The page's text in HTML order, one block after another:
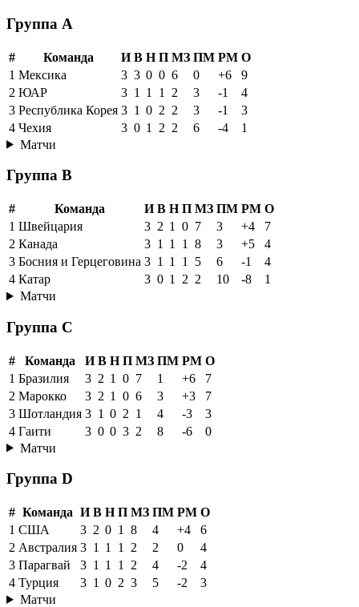
Группа A
# Команда И В Н П МЗ ПМ РМ О
1 Мексика 3 3 0 0 6 0 +6
9
2 ЮАР 3 1 1 1 2 3 -1
4
3 Республика Корея 3 1 0 2 2 3 -1
3
4 Чехия 3 0 1 2 2 6 -4
1
Матчи
Группа B
# Команда И В Н П МЗ ПМ РМ О
1 Швейцария 3 2 1 0 7 3 +4
7
2 Канада 3 1 1 1 8 3 +5
4
3 Босния и Герцеговина 3 1 1 1 5 6 -1
4
4 Катар 3 0 1 2 2 10 -8
1
Матчи
Группа C
# Команда И В Н П МЗ ПМ РМ О
1 Бразилия 3 2 1 0 7 1 +6
7
2 Марокко 3 2 1 0 6 3 +3
7
3 Шотландия 3 1 0 2 1 4 -3
3
4 Гаити 3 0 0 3 2 8 -6
0
Матчи
Группа D
# Команда И В Н П МЗ ПМ РМ О
1 США 3 2 0 1 8 4 +4
6
2 Австралия 3 1 1 1 2 2 0
4
3 Парагвай 3 1 1 1 2 4 -2
4
4 Турция 3 1 0 2 3 5 -2
3
Матчи